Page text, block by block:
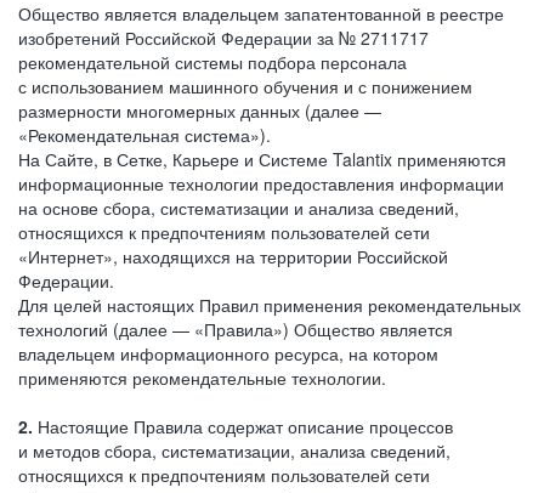
Общество является владельцем запатентованной в реестре
изобретений Российской Федерации за № 2711717
рекомендательной системы подбора персонала
с использованием машинного обучения и с понижением
размерности многомерных данных (далее —
«Рекомендательная система»).
На Сайте, в Сетке, Карьере и Системе Talantix применяются
информационные технологии предоставления информации
на основе сбора, систематизации и анализа сведений,
относящихся к предпочтениям пользователей сети
«Интернет», находящихся на территории Российской
Федерации.
Для целей настоящих Правил применения рекомендательных
технологий (далее — «Правила») Общество является
владельцем информационного ресурса, на котором
применяются рекомендательные технологии.
2. Настоящие Правила содержат описание процессов
и методов сбора, систематизации, анализа сведений,
относящихся к предпочтениям пользователей сети